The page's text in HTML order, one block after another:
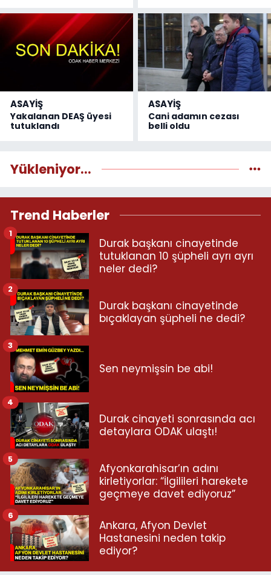
ASAYİŞ
Yakalanan DEAŞ üyesi
tutuklandı
ASAYİŞ
Cani adamın cezası
belli oldu
Yükleniyor...
Trend Haberler
Durak başkanı cinayetinde
tutuklanan 10 şüpheli ayrı ayrı
neler dedi?
1
Durak başkanı cinayetinde
bıçaklayan şüpheli ne dedi?
2
Sen neymişsin be abi!
3
Durak cinayeti sonrasında acı
detaylara ODAK ulaştı!
4
Afyonkarahisar’ın adını
kirletiyorlar: “İlgilileri harekete
geçmeye davet ediyoruz”
5
Ankara, Afyon Devlet
Hastanesini neden takip
ediyor?
6